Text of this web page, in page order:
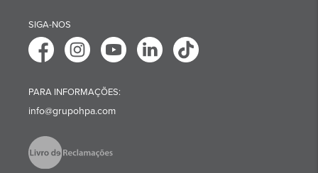
SIGA-NOS
PARA INFORMAÇÕES:
info@grupohpa.com